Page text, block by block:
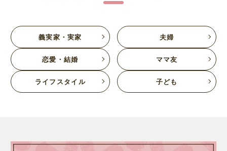
義実家・実家 夫婦
恋愛・結婚 ママ友
ライフスタイル 子ども